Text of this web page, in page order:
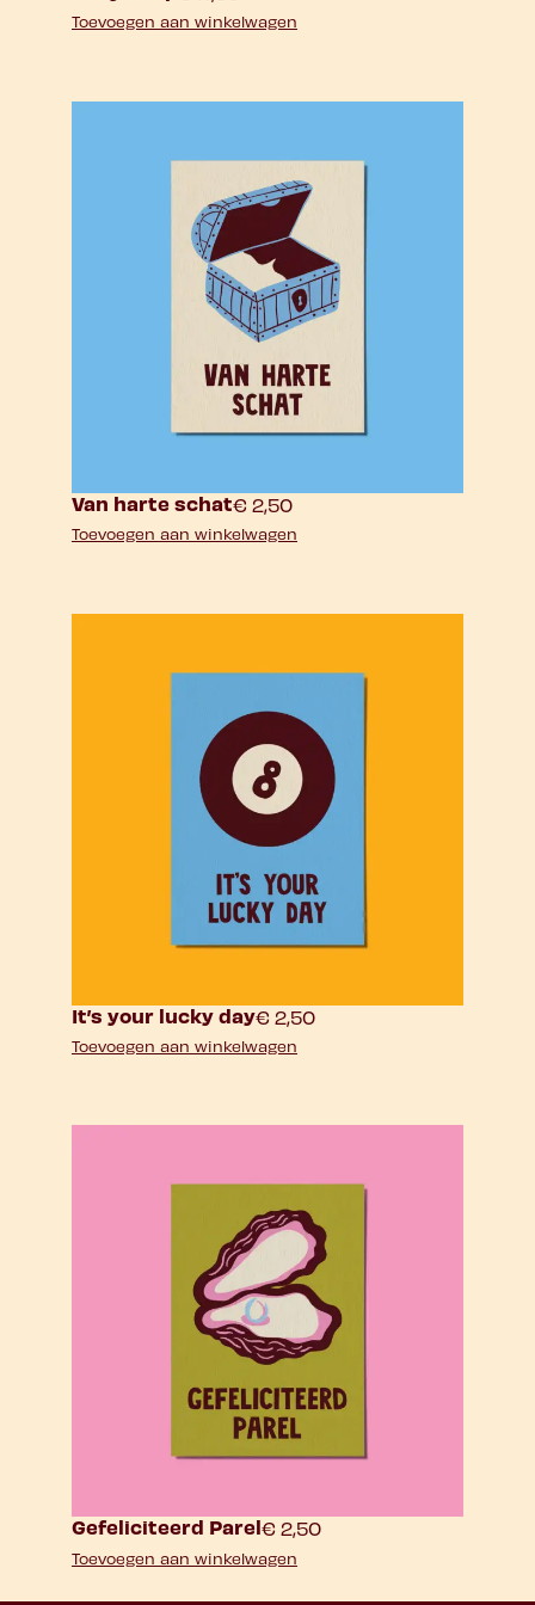
Toevoegen aan winkelwagen
Van harte schat€ 2,50
Toevoegen aan winkelwagen
It’s your lucky day€ 2,50
Toevoegen aan winkelwagen
Gefeliciteerd Parel€ 2,50
Toevoegen aan winkelwagen